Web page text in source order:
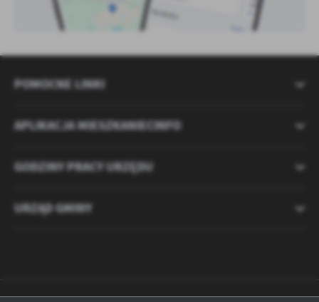
POMOCNE LINKI
APLIKACJA MIESZKANIECINFO
GODZINY PRACY URZĘDU
URZĄD GMINY